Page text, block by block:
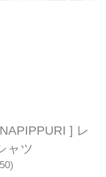
] レ
ャツ